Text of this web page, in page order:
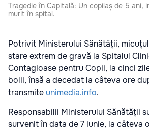
Tragedie în Capitală: Un copilaș de 5 ani,
murit în spital.
Potrivit Ministerului Sănătății,
stare extrem de gravă la Spitalul
Contagioase pentru Copii, la cinci
bolii, însă a decedat la câteva ore
transmite unimedia.info.
Responsabilii Ministerului Sănătății
survenit în data de 7 iunie, la câteva